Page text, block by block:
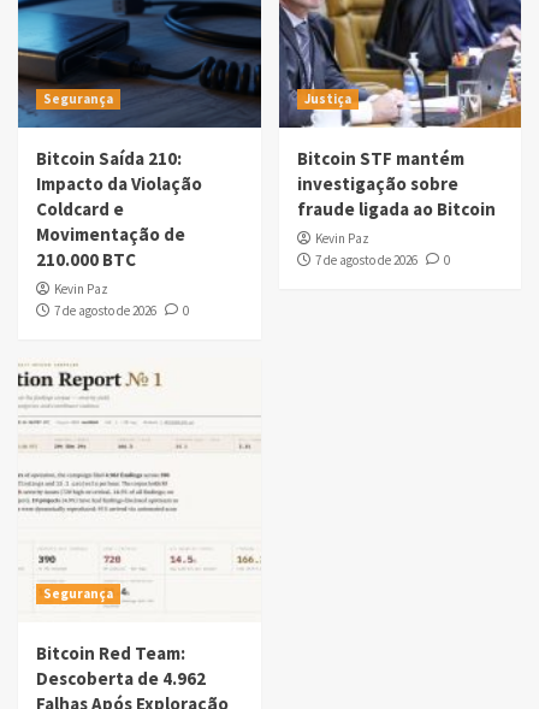
Segurança
Bitcoin Saída 210:
Impacto da Violação
Coldcard e
Movimentação de
210.000 BTC
Kevin Paz
7 de agosto de 2026
0
Justiça
Bitcoin STF mantém
investigação sobre
fraude ligada ao Bitcoin
Kevin Paz
7 de agosto de 2026
0
Segurança
Bitcoin Red Team:
Descoberta de 4.962
Falhas Após Exploração